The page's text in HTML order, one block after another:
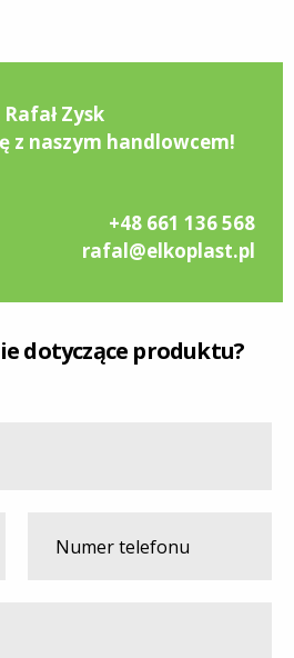
Rafał Zysk
z naszym handlowcem!
+48 661 136 568
rafal@elkoplast.pl
dotyczące produktu?